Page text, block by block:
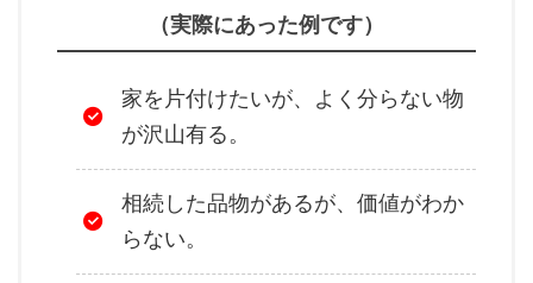
（実際にあった例です）
家を片付けたいが、よく分らない物
が沢山有る。
相続した品物があるが、価値がわか
らない。